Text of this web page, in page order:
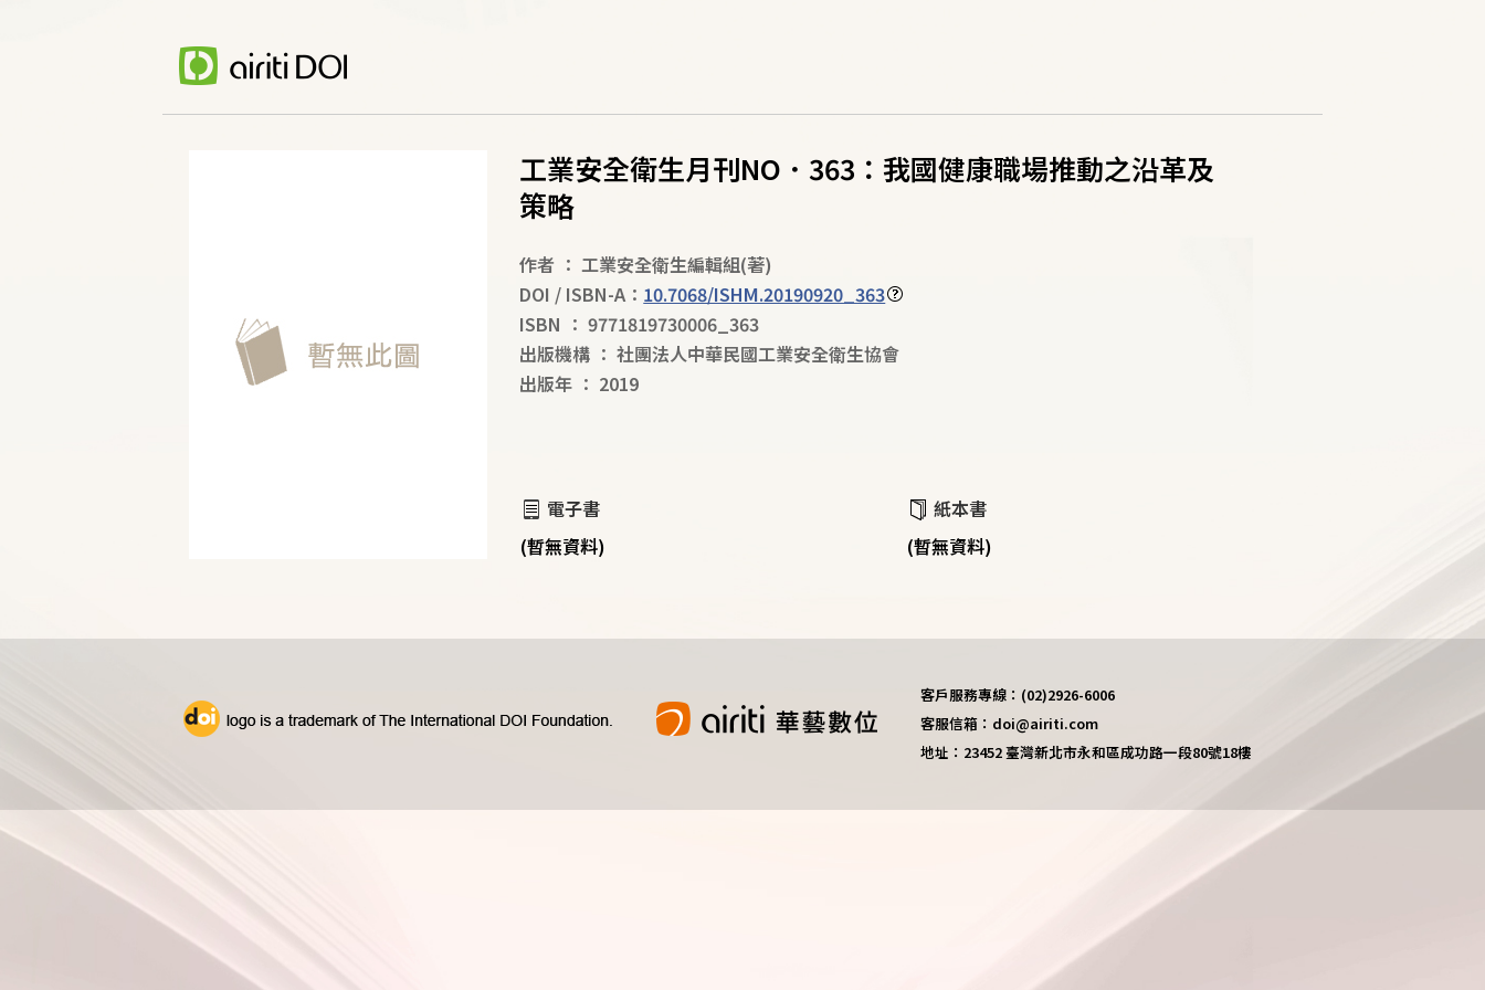
工業安全衛生月刊NO．363：我國健康職場推動之沿革及
策略
作者 ： 工業安全衛生編輯組(著)
DOI / ISBN-A： 10.7068/ISHM.20190920_363
ISBN ： 9771819730006_363
出版機構 ： 社團法人中華民國工業安全衛生協會
出版年 ： 2019
電子書
(暫無資料)
紙本書
(暫無資料)
客戶服務專線：(02)2926-6006
客服信箱：doi@airiti.com
地址：23452 臺灣新北市永和區成功路一段80號18樓